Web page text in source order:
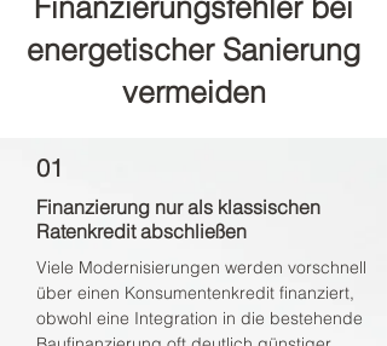
Finanzierungsfehler bei
energetischer Sanierung
vermeiden
01
​Finanzierung nur als klassischen
Ratenkredit abschließen
Viele Modernisierungen werden vorschnell
über einen Konsumentenkredit finanziert,
obwohl eine Integration in die bestehende